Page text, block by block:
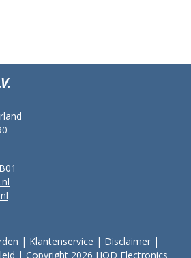
| Klantenservice | Disclaimer |
| Copyright 2026 HOD Electronics